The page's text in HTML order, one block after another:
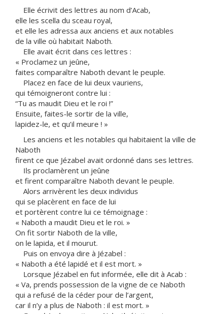
Elle écrivit des lettres au nom d’Acab,
elle les scella du sceau royal,
et elle les adressa aux anciens et aux notables
de la ville où habitait Naboth.
Elle avait écrit dans ces lettres :
« Proclamez un jeûne,
faites comparaître Naboth devant le peuple.
Placez en face de lui deux vauriens,
qui témoigneront contre lui :
“Tu as maudit Dieu et le roi !”
Ensuite, faites-le sortir de la ville,
lapidez-le, et qu’il meure ! »
Les anciens et les notables qui habitaient la ville de
Naboth
firent ce que Jézabel avait ordonné dans ses lettres.
Ils proclamèrent un jeûne
et firent comparaître Naboth devant le peuple.
Alors arrivèrent les deux individus
qui se placèrent en face de lui
et portèrent contre lui ce témoignage :
« Naboth a maudit Dieu et le roi. »
On fit sortir Naboth de la ville,
on le lapida, et il mourut.
Puis on envoya dire à Jézabel :
« Naboth a été lapidé et il est mort. »
Lorsque Jézabel en fut informée, elle dit à Acab :
« Va, prends possession de la vigne de ce Naboth
qui a refusé de la céder pour de l’argent,
car il n’y a plus de Naboth : il est mort. »